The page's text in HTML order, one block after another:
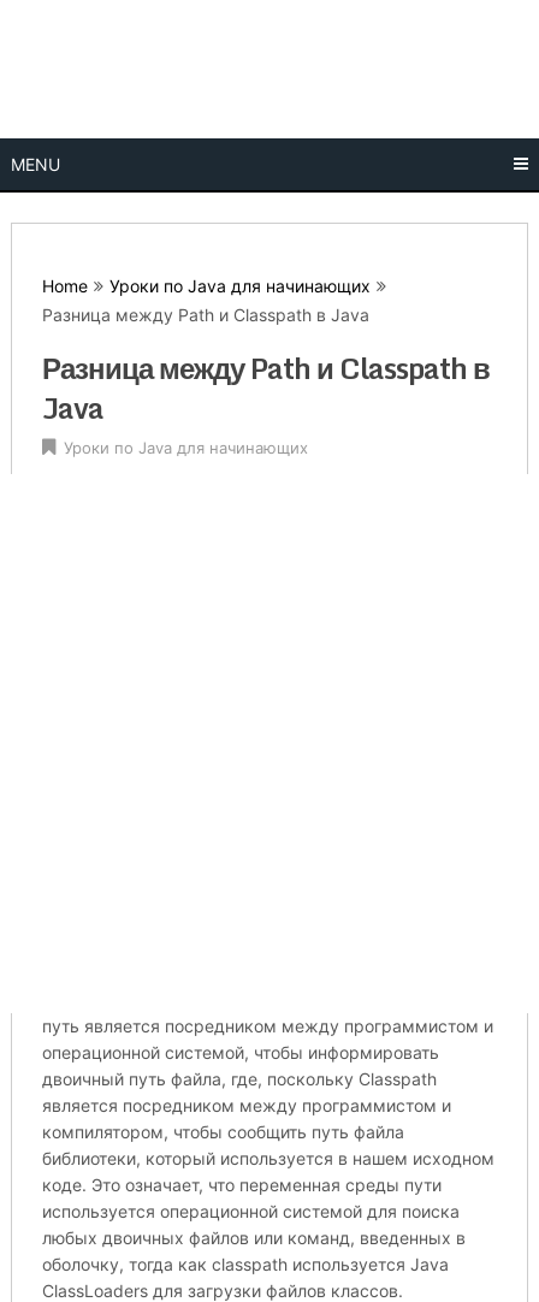
MENU
Home
Уроки по Java для начинающих
Разница между Path и Classpath в Java
Разница между Path и Classpath в
Java
Уроки по Java для начинающих
путь является посредником между программистом и
операционной системой, чтобы информировать
двоичный путь файла, где, поскольку Classpath
является посредником между программистом и
компилятором, чтобы сообщить путь файла
библиотеки, который используется в нашем исходном
коде. Это означает, что переменная среды пути
используется операционной системой для поиска
любых двоичных файлов или команд, введенных в
оболочку, тогда как classpath используется Java
ClassLoaders для загрузки файлов классов.